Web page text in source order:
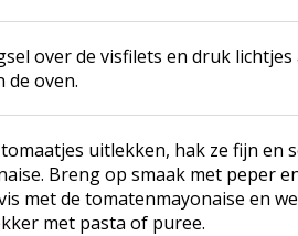
over de visfilets en druk lichtjes
de oven.
uitlekken, hak ze fijn en
Breng op smaak met peper
met de tomatenmayonaise en
met pasta of puree.